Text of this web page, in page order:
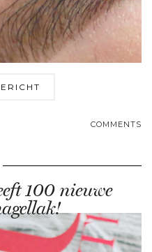
COMMENTS
100 nieuwe